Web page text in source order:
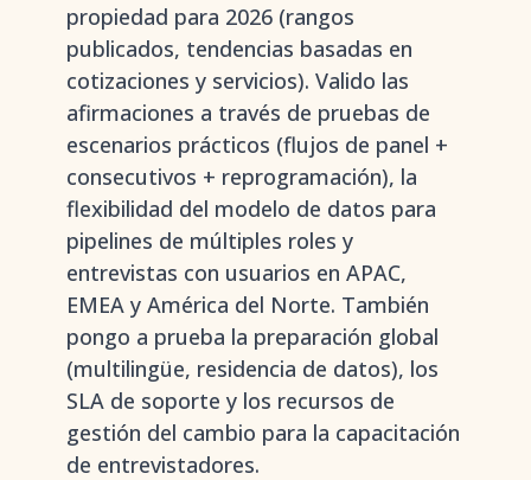
propiedad para 2026 (rangos
publicados, tendencias basadas en
cotizaciones y servicios). Valido las
afirmaciones a través de pruebas de
escenarios prácticos (flujos de panel +
consecutivos + reprogramación), la
flexibilidad del modelo de datos para
pipelines de múltiples roles y
entrevistas con usuarios en APAC,
EMEA y América del Norte. También
pongo a prueba la preparación global
(multilingüe, residencia de datos), los
SLA de soporte y los recursos de
gestión del cambio para la capacitación
de entrevistadores.